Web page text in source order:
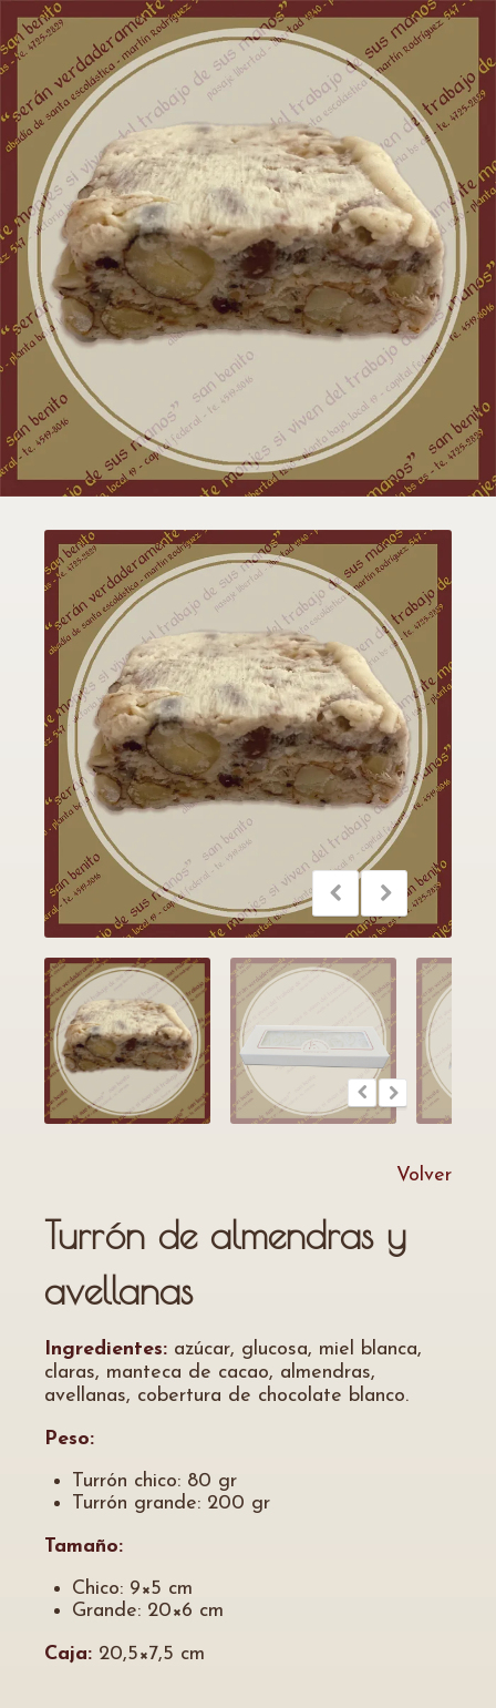
Volver
Turrón de almendras y
avellanas
Ingredientes: azúcar, glucosa, miel blanca,
claras, manteca de cacao, almendras,
avellanas, cobertura de chocolate blanco.
Peso:
Turrón chico: 80 gr
Turrón grande: 200 gr
Tamaño:
Chico: 9×5 cm
Grande: 20×6 cm
Caja: 20,5×7,5 cm